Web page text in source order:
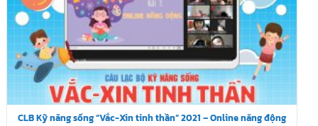
CLB Kỹ năng sống “Vắc-Xin tinh thần” 2021 – Online năng động